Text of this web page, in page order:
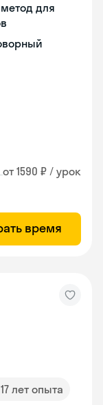
для
от 1590 ₽ / урок
время
17 лет опыта